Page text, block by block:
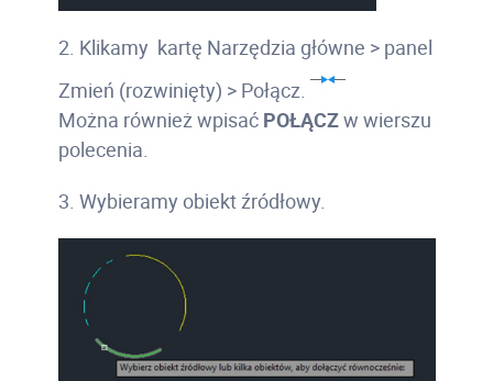
2. Klikamy kartę Narzędzia główne > panel
Zmień (rozwinięty) > Połącz.
Można również wpisać POŁĄCZw wierszu
polecenia.
3. Wybieramy obiekt źródłowy.